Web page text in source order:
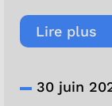
Lire plus
30 juin